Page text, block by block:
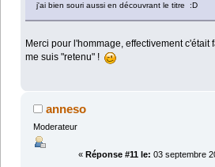
j'ai bien souri aussi en découvrant le titre :D
Merci pour l'hommage, effectivement c'était
me suis "retenu" !
anneso
Moderateur
« Réponse #11 le: 03 septembre